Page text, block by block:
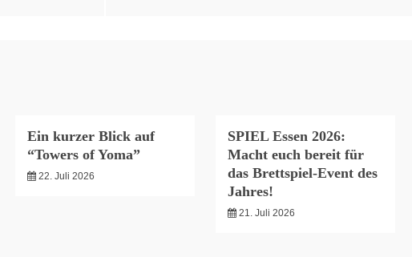
Ein kurzer Blick auf
“Towers of Yoma”
22. Juli 2026
SPIEL Essen 2026:
Macht euch bereit für
das Brettspiel-Event des
Jahres!
21. Juli 2026